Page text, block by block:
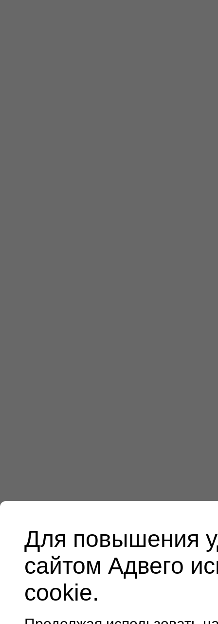
Для повышения
сайтом Адвего
cookie.